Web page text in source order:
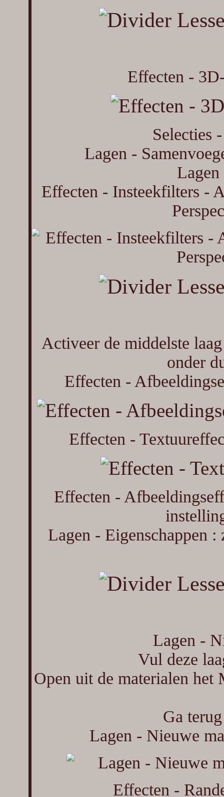
Effecten -
Selecties
Lagen -
Effecten - Insteekfilters -
Activeer de middelste
onder
Effecten -
Effecten -
Effecten -
Lagen - Eigenschappen
Lagen -
Vul deze
Open uit de materialen
Ga
Lagen - Nieuwe
Effecten -